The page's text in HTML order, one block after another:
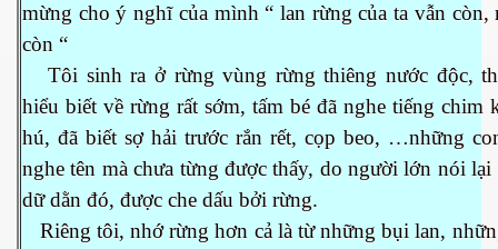
mừng cho ý nghĩ của mình “ lan rừng của ta vẫn còn,
còn “
Tôi sinh ra ở rừng vùng rừng thiêng nước độc,
hiểu biết về rừng rất sớm, tấm bé đã nghe tiếng chim
hú, đã biết sợ hải trước rắn rết, cọp beo, …những
nghe tên mà chưa từng được thấy, do người lớn nói lại
dữ dằn đó, được che dấu bởi rừng.
Riêng tôi, nhớ rừng hơn cả là từ những bụi lan,